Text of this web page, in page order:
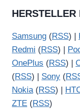
HERSTELLER
Samsung (RSS) |
Redmi (RSS) |
OnePlus (RSS) |
(RSS) | Sony (
Nokia(RSS) |
ZTE (RSS)